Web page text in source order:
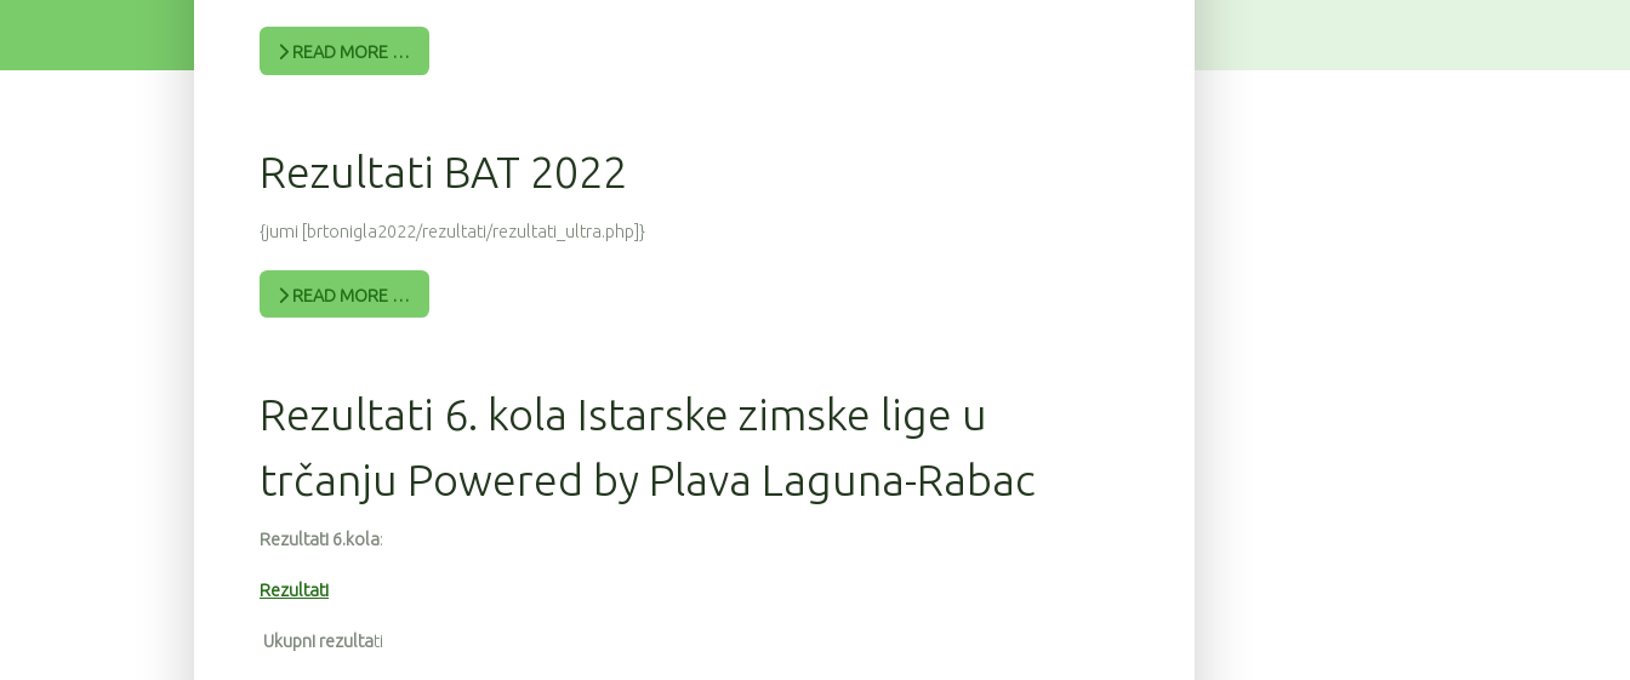
READ MORE …
Rezultati BAT 2022
{jumi [brtonigla2022/rezultati/rezultati_ultra.php]}
READ MORE …
Rezultati 6. kola Istarske zimske lige u
trčanju Powered by Plava Laguna-Rabac
Rezultati 6.kola:
Rezultati
Ukupni rezultati